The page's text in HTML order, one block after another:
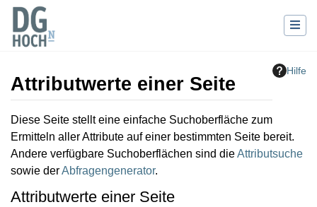
Hilfe
Attributwerte einer Seite
Wechseln zu:Navigation,Suche
Diese Seite stellt eine einfache Suchoberfläche zum
Ermitteln aller Attribute auf einer bestimmten Seite bereit.
Andere verfügbare Suchoberflächen sind dieAttributsuche
sowie derAbfragengenerator.
Attributwerte einer Seite